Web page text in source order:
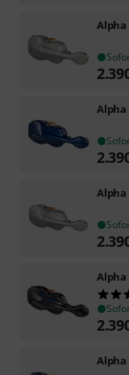
Alpha
Alpha
Alpha
Alpha
Alpha